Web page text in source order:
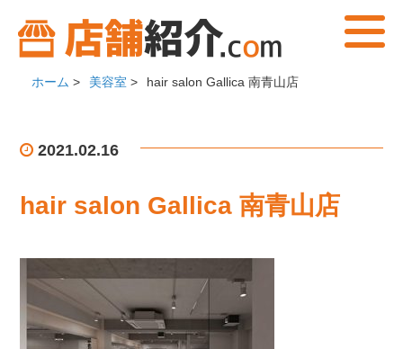
ホーム > 美容室 > hair salon Gallica 南青山店
2021.02.16
hair salon Gallica 南青山店